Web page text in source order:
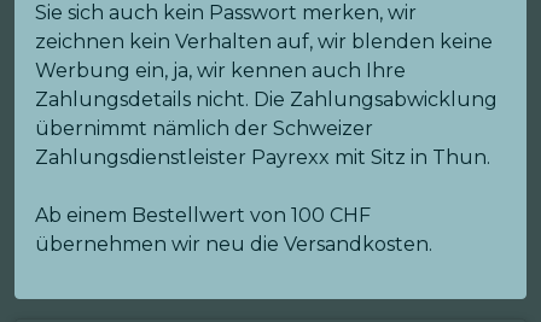
Sie sich auch kein Passwort merken, wir
zeichnen kein Verhalten auf, wir blenden keine
Werbung ein, ja, wir kennen auch Ihre
Zahlungsdetails nicht. Die Zahlungsabwicklung
übernimmt nämlich der Schweizer
Zahlungsdienstleister Payrexx mit Sitz in Thun.
Ab einem Bestellwert von 100 CHF
übernehmen wir neu die Versandkosten.